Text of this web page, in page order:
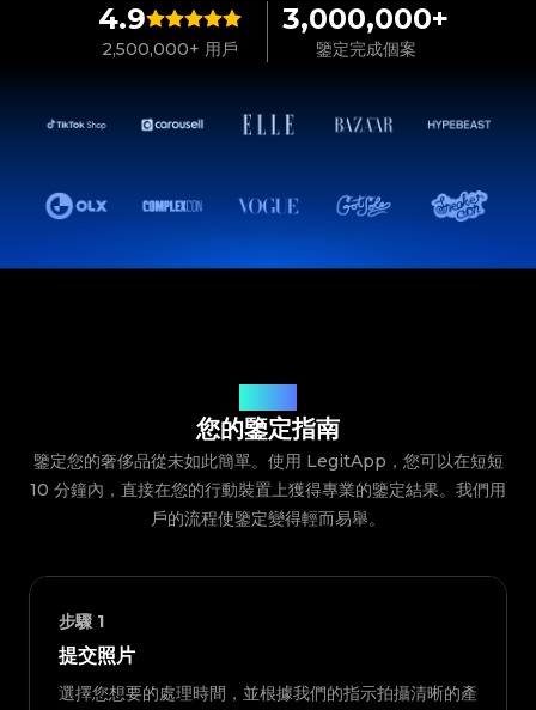
4.9
2,500,000+ 用戶
3,000,000+
鑒定完成個案
您的鑒定指南
鑒定您的奢侈品從未如此簡單。使用 LegitApp，您可以在短短
10 分鐘內，直接在您的行動裝置上獲得專業的鑒定結果。我們用
戶的流程使鑒定變得輕而易舉。
步驟 1
提交照片
選擇您想要的處理時間，並根據我們的指示拍攝清晰的產